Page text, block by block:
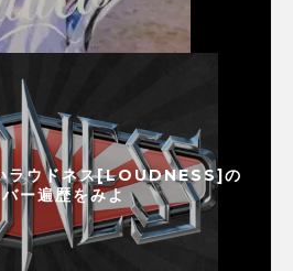
ラウドネス[LOUDNESS]の
ー遍歴をみよ